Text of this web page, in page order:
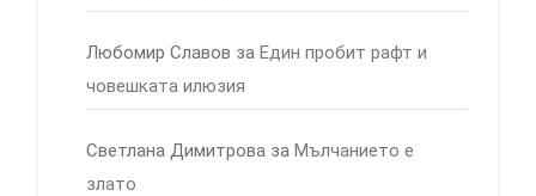
Любомир Славов за Един пробит рафт и
човешката илюзия
Светлана Димитрова за Мълчанието е
злато